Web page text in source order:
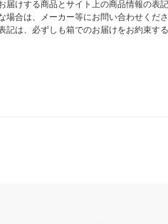
届けする商品とサイト上の商品情報の
合は、メーカー等にお問い合わせくださ
記は、必ずしも箱でのお届けをお約束